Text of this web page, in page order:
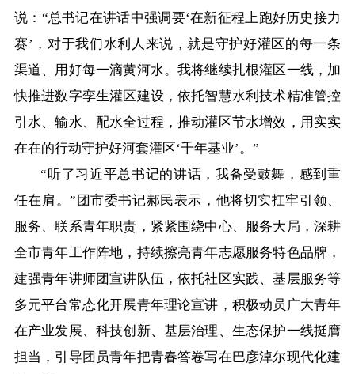
说：“总书记在讲话中强调要‘在新征程上跑好历史接力
赛’，对于我们水利人来说，就是守护好灌区的每一条
渠道、用好每一滴黄河水。我将继续扎根灌区一线，加
快推进数字孪生灌区建设，依托智慧水利技术精准管控
引水、输水、配水全过程，推动灌区节水增效，用实实
在在的行动守护好河套灌区‘千年基业’。”
“听了习近平总书记的讲话，我备受鼓舞，感到重
任在肩。”团市委书记郝民表示，他将切实扛牢引领、
服务、联系青年职责，紧紧围绕中心、服务大局，深耕
全市青年工作阵地，持续擦亮青年志愿服务特色品牌，
建强青年讲师团宣讲队伍，依托社区实践、基层服务等
多元平台常态化开展青年理论宣讲，积极动员广大青年
在产业发展、科技创新、基层治理、生态保护一线挺膺
担当，引导团员青年把青春答卷写在巴彦淖尔现代化建